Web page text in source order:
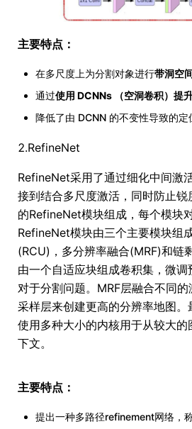
主要特点：
在多尺度上为分割对象进行带洞空
通过使用 DCNNs （空洞卷积）提
降低了由 DCNN 的不变性导致的定
2.RefineNet
RefineNet采用了通过细化中间激
接到结合多尺度激活，同时防止锐
的RefineNet模块组成，每个模块
RefineNet模块由三个主要模块组
(RCU)，多分辨率融合(MRF)和链
由一个自适应块组成卷积集，微
对于分割问题。MRF层融合不同
采样层来创建更高的分辨率地图。
使用多种大小的内核用于从较大的
下文。
主要特点：
提出一种多路径refinement网络，